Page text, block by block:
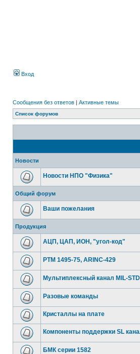
Вход
Сообщения без ответов | Активные темы
Список форумов
Новости
Новости НПО "Физика"
Общий форум
Ваши пожелания
Продукция
АЦП, ЦАП, ИОН, "угол-код"
РТМ 1495-75, ARINC-429
Мультиплексный канал MIL-
Разовые команды
Кристаллы на плате
Компоненты поддержки SL
БМК серии 1582